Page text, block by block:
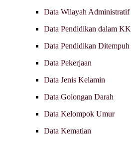
Data Wilayah Administratif
Data Pendidikan dalam KK
Data Pendidikan Ditempuh
Data Pekerjaan
Data Jenis Kelamin
Data Golongan Darah
Data Kelompok Umur
Data Kematian